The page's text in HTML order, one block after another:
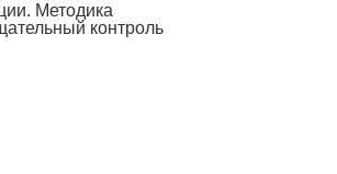
Методика
контроль